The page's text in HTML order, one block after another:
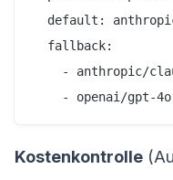
default:
  fallback:
- anthropic/
- openai/gpt-
Kostenkontrolle